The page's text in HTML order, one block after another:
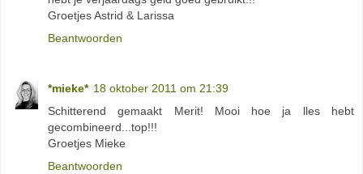
Groetjes Astrid & Larissa
Beantwoorden
*mieke* 18 oktober 2011 om 21:39
Schitterend gemaakt Merit! Mooi hoe ja lles hebt
gecombineerd...top!!!
Groetjes Mieke
Beantwoorden